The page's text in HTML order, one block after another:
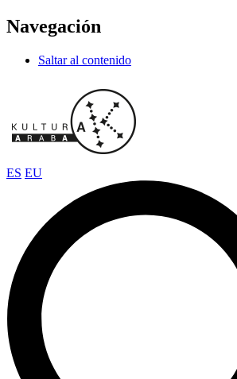
Navegación
Saltar al contenido
ES EU